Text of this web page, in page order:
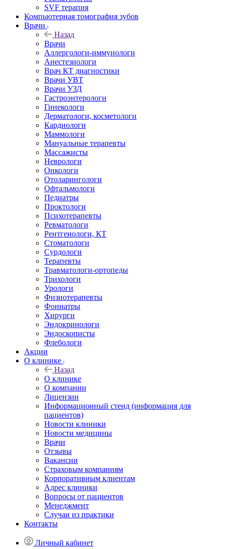
SVF терапия
Компьютерная томография зубов
Врачи
Назад
Врачи
Аллергологи-иммунологи
Анестезиологи
Врач КТ диагностики
Врачи УВТ
Врачи УЗД
Гастроэнтерологи
Гинекологи
Дерматологи, косметологи
Кардиологи
Маммологи
Мануальные терапевты
Массажисты
Неврологи
Онкологи
Отоларингологи
Офтальмологи
Педиатры
Проктологи
Психотерапевты
Ревматологи
Рентгенологи, КТ
Стоматологи
Сурдологи
Терапевты
Травматологи-ортопеды
Трихологи
Урологи
Физиотерапевты
Фониатры
Хирурги
Эндокринологи
Эндоскописты
Флебологи
Акции
О клинике
Назад
О клинике
О компании
Лицензии
Информационный стенд (информация для
пациентов)
Новости клиники
Новости медицины
Врачи
Отзывы
Вакансии
Страховым компаниям
Корпоративным клиентам
Адрес клиники
Вопросы от пациентов
Менеджмент
Случаи из практики
Контакты
Личный кабинет